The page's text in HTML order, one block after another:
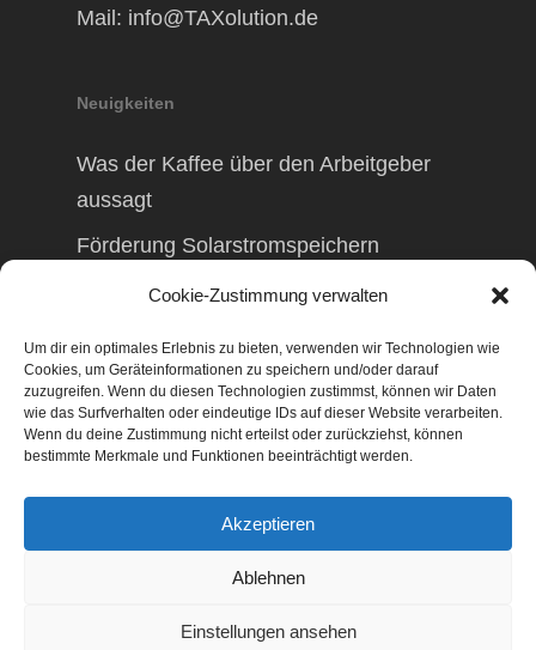
Cookie-Zustimmung verwalten
Um dir ein optimales Erlebnis zu bieten, verwenden wir Technologien wie
Cookies, um Geräteinformationen zu speichern und/oder darauf
zuzugreifen. Wenn du diesen Technologien zustimmst, können wir Daten
wie das Surfverhalten oder eindeutige IDs auf dieser Website verarbeiten.
Wenn du deine Zustimmung nicht erteilst oder zurückziehst, können
bestimmte Merkmale und Funktionen beeinträchtigt werden.
Akzeptieren
Ablehnen
Einstellungen ansehen
Mail: info@TAXolution.de
Neuigkeiten
Was der Kaffee über den Arbeitgeber
aussagt
Förderung Solarstromspeichern
Förderung Balkonkraftwerk
© 2026 TAXolution – Beratung,
Lohnabrechnungen, Erfassung lfd.
Lohnabrechnung, Betriebswirtschaftliche
Beratung, Finanzierungsberatung,
Gestaltungsberatung,
Existenzgründungsberatung, Marketing,